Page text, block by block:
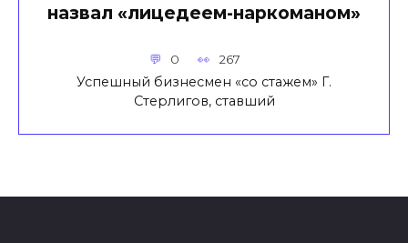
назвал «лицедеем-наркоманом»
0 267
Успешный бизнесмен «со стажем» Г.
Стерлигов, ставший